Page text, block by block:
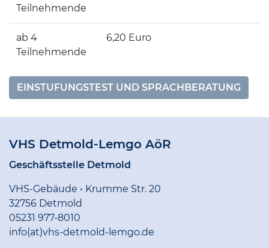
Teilnehmende
ab 4
Teilnehmende
6,20 Euro
EINSTUFUNGSTEST UND SPRACHBERATUNG
VHS Detmold-Lemgo AöR
Geschäftsstelle Detmold
VHS-Gebäude • Krumme Str. 20
32756 Detmold
05231 977-8010
info(at)vhs-detmold-lemgo.de